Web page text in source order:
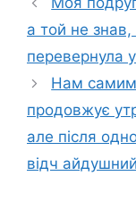
а той не
перевернула
Нам самим
продовжує
але після
відч